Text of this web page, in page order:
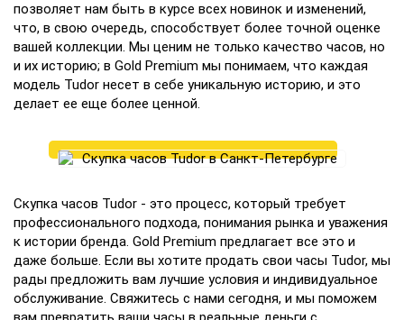
позволяет нам быть в курсе всех новинок и изменений,
что, в свою очередь, способствует более точной оценке
вашей коллекции. Мы ценим не только качество часов, но
и их историю; в Gold Premium мы понимаем, что каждая
модель Tudor несет в себе уникальную историю, и это
делает ее еще более ценной.
Скупка часов Tudor - это процесс, который требует
профессионального подхода, понимания рынка и уважения
к истории бренда. Gold Premium предлагает все это и
даже больше. Если вы хотите продать свои часы Tudor, мы
рады предложить вам лучшие условия и индивидуальное
обслуживание. Свяжитесь с нами сегодня, и мы поможем